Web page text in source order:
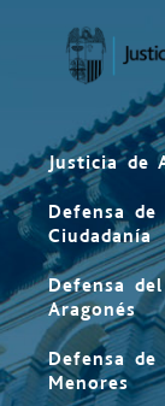
Justicia de
Defensa de
Ciudadanía
Defensa
Aragonés
Defensa de
Menores